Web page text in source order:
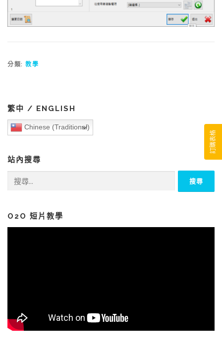
分類: 教學
繁中 / ENGLISH
Chinese (Traditional)
站內搜尋
字:
O2O 短片教學
訂購表格